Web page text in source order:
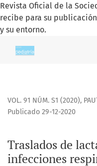
Revista Oficial de la
recibe para su
y su entorno.
Traslados de lactantes
VOL. 91 NÚM. S1 (2020),
Traslados de
infecciones
Publicado 29-12-2020